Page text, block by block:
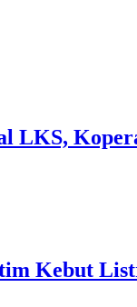
LKS,
Kebut